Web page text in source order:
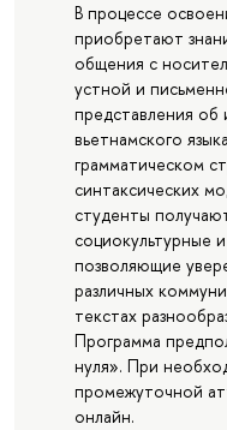
В процессе
приобретают
общения с
устной и
представления об
вьетнамского
грамматическом
синтаксических
студенты
социокультурные
позволяющие
различных
текстах
Программа
нуля». При
промежуточной
онлайн.